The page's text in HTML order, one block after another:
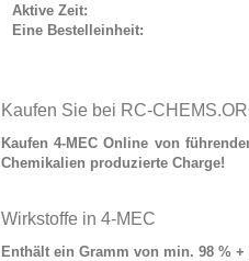
Aktive Zeit:
Eine Bestelleinheit:
Kaufen Sie bei RC-
Kaufen 4-MEC Online von
Chemikalien produzierte Charge!
Wirkstoffe in 4-MEC
Enthält ein Gramm von min. 98 % +